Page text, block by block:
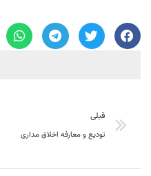
قبلی
تودیع و معارفه اخلاق مداری